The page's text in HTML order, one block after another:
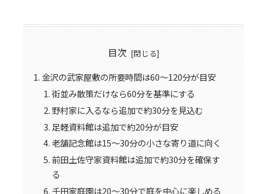
目次
金沢の武家屋敷の所要時間は60〜120分が目安
街並み散策だけなら60分を基準にする
野村家に入るなら追加で約30分を見込む
足軽資料館は追加で約20分が目安
老舗記念館は15〜30分の小さな寄り道に向く
前田土佐守家資料館は追加で約30分を確保す
る
千田家庭園は20〜30分で庭を中心に楽しめる